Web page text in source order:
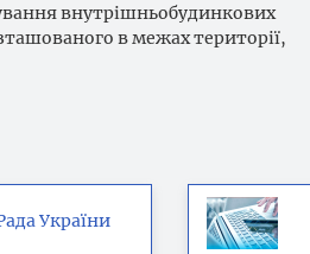
внутрішньобудинкових
в межах території,
України